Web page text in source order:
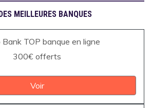
MEILLEURES BANQUES
300€ offerts
Voir